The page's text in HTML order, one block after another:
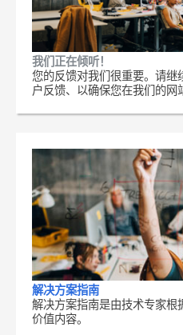
我们正在倾听！
您的反馈对我们很重要。请
户反馈、以确保您在我们的网
解决方案指南
解决方案指南是由技术专家
价值内容。